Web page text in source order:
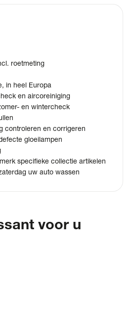
roetmeting
in heel Europa
en aircoreiniging
en wintercheck
controleren en corrigeren
gloeilampen
specifieke collectie artikelen
uw auto wassen
voor u